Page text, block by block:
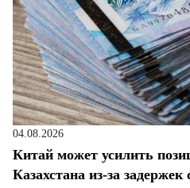
04.08.2026
Китай может усилить
Казахстана из-за задержек